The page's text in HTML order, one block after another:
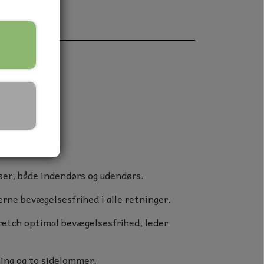
både indendørs og udendørs.
bevægelsesfrihed i alle retninger.
optimal bevægelsesfrihed, leder
og to sidelommer.